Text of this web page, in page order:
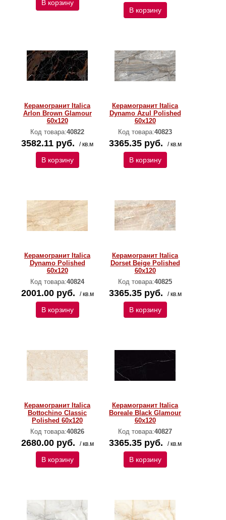
В корзину
В корзину
Керамогранит Italica
Arlon Brown Glamour
60х120
Код товара:40822
3582.11 руб. / кв.м
В корзину
Керамогранит Italica
Dynamo Azul Polished
60х120
Код товара:40823
3365.35 руб. / кв.м
В корзину
Керамогранит Italica
Dynamo Polished
60х120
Код товара:40824
2001.00 руб. / кв.м
В корзину
Керамогранит Italica
Dorset Beige Polished
60х120
Код товара:40825
3365.35 руб. / кв.м
В корзину
Керамогранит Italica
Bottochino Classic
Polished 60х120
Код товара:40826
2680.00 руб. / кв.м
В корзину
Керамогранит Italica
Boreale Black Glamour
60х120
Код товара:40827
3365.35 руб. / кв.м
В корзину